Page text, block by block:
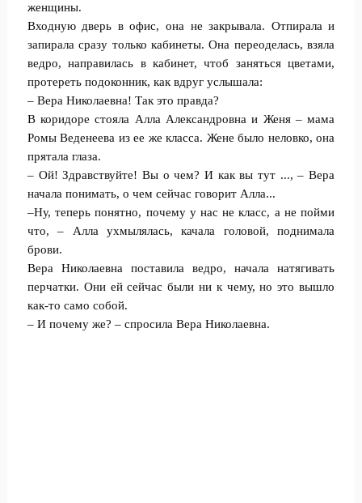
женщины.
Входную дверь в офис, она не закрывала. Отпирала и
запирала сразу только кабинеты. Она переоделась, взяла
ведро, направилась в кабинет, чтоб заняться цветами,
протереть подоконник, как вдруг услышала:
– Вера Николаевна! Так это правда?
В коридоре стояла Алла Александровна и Женя – мама
Ромы Веденеева из ее же класса. Жене было неловко, она
прятала глаза.
– Ой! Здравствуйте! Вы о чем? И как вы тут ..., – Вера
начала понимать, о чем сейчас говорит Алла...
–Ну, теперь понятно, почему у нас не класс, а не пойми
что, – Алла ухмылялась, качала головой, поднимала
брови.
Вера Николаевна поставила ведро, начала натягивать
перчатки. Они ей сейчас были ни к чему, но это вышло
как-то само собой.
– И почему же? – спросила Вера Николаевна.